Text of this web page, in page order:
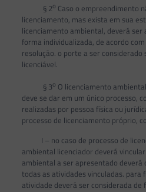
§ 2o Caso o empreendimento
licenciamento, mas exista em sua
licenciamento ambiental, deverá ser
forma individualizada, de acordo
resolução. o porte a ser
licenciável.
§ 3o O licenciamento
deve se dar em um único processo,
realizadas por pessoa física ou
processo de licenciamento próprio,
I – no caso de processo de
ambiental licenciador deverá
ambiental a ser apresentado deverá
todas as atividades vinculadas. para
atividade deverá ser considerada de